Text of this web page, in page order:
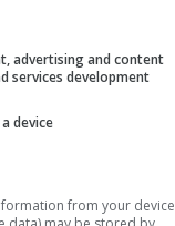
i valori del
società.
da una
che sia stato
il
advertising and content
services development
device
from your device